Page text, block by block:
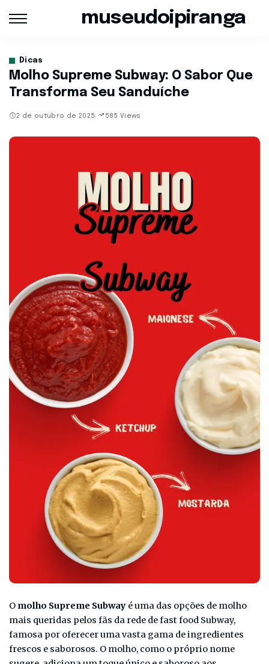
museudoipiranga
Dicas
Molho Supreme Subway: O Sabor Que
Transforma Seu Sanduíche
2 de outubro de 2025 585 Views
O molho Supreme Subway é uma das opções de molho
mais queridas pelos fãs da rede de fast food Subway,
famosa por oferecer uma vasta gama de ingredientes
frescos e saborosos. O molho, como o próprio nome